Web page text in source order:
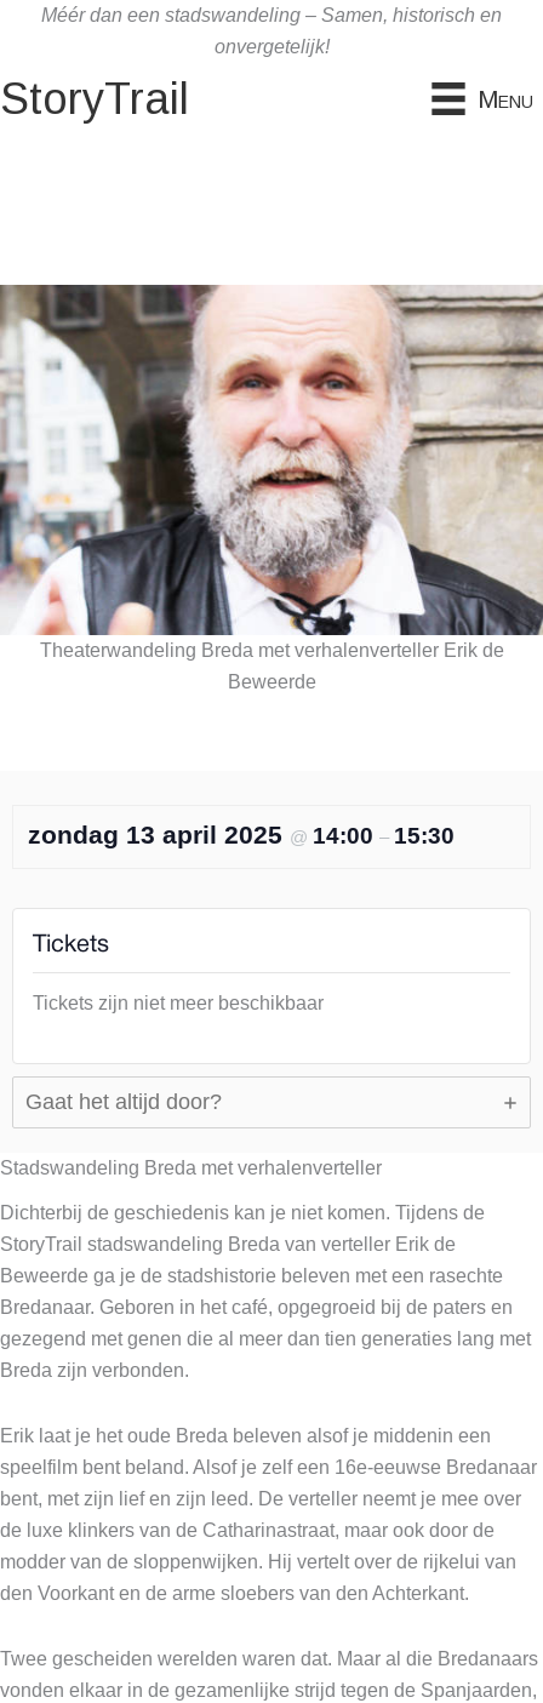
inhoud
Méér dan een stadswandeling – Samen, historisch en
onvergetelijk!
StoryTrail Menu
Theaterwandeling Breda met verhalenverteller Erik de
Beweerde
zondag 13 april 2025 @ 14:00 – 15:30
Tickets
Tickets zijn niet meer beschikbaar
Gaat het altijd door?
Stadswandeling Breda met verhalenverteller
Dichterbij de geschiedenis kan je niet komen. Tijdens de
StoryTrail stadswandeling Breda van verteller Erik de
Beweerde ga je de stadshistorie beleven met een rasechte
Bredanaar. Geboren in het café, opgegroeid bij de paters en
gezegend met genen die al meer dan tien generaties lang met
Breda zijn verbonden.
Erik laat je het oude Breda beleven alsof je middenin een
speelfilm bent beland. Alsof je zelf een 16e-eeuwse Bredanaar
bent, met zijn lief en zijn leed. De verteller neemt je mee over
de luxe klinkers van de Catharinastraat, maar ook door de
modder van de sloppenwijken. Hij vertelt over de rijkelui van
den Voorkant en de arme sloebers van den Achterkant.
Twee gescheiden werelden waren dat. Maar al die Bredanaars
vonden elkaar in de gezamenlijke strijd tegen de Spanjaarden,